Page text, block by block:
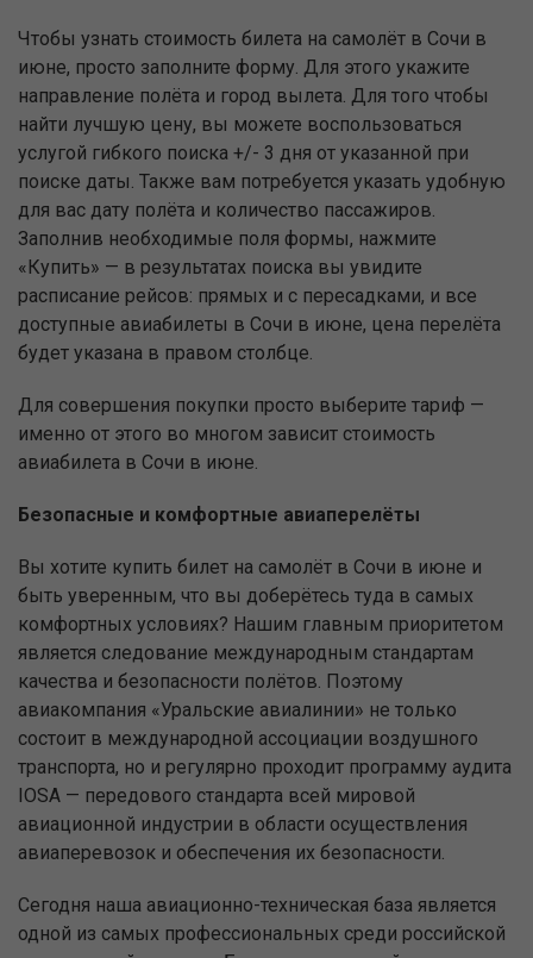
Чтобы узнать стоимость билета на самолёт в Сочи в
июне, просто заполните форму. Для этого укажите
направление полёта и город вылета. Для того чтобы
найти лучшую цену, вы можете воспользоваться
услугой гибкого поиска +/- 3 дня от указанной при
поиске даты. Также вам потребуется указать удобную
для вас дату полёта и количество пассажиров.
Заполнив необходимые поля формы, нажмите
«Купить» — в результатах поиска вы увидите
расписание рейсов: прямых и с пересадками, и все
доступные авиабилеты в Сочи в июне, цена перелёта
будет указана в правом столбце.
Для совершения покупки просто выберите тариф —
именно от этого во многом зависит стоимость
авиабилета в Сочи в июне.
Безопасные и комфортные авиаперелёты
Вы хотите купить билет на самолёт в Сочи в июне и
быть уверенным, что вы доберётесь туда в самых
комфортных условиях? Нашим главным приоритетом
является следование международным стандартам
качества и безопасности полётов. Поэтому
авиакомпания «Уральские авиалинии» не только
состоит в международной ассоциации воздушного
транспорта, но и регулярно проходит программу аудита
IOSA — передового стандарта всей мировой
авиационной индустрии в области осуществления
авиаперевозок и обеспечения их безопасности.
Сегодня наша авиационно-техническая база является
одной из самых профессиональных среди российской